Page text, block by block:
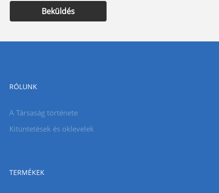
Beküldés
RÓLUNK
A Társaság története
Kitüntetések és oklevelek
TERMÉKEK